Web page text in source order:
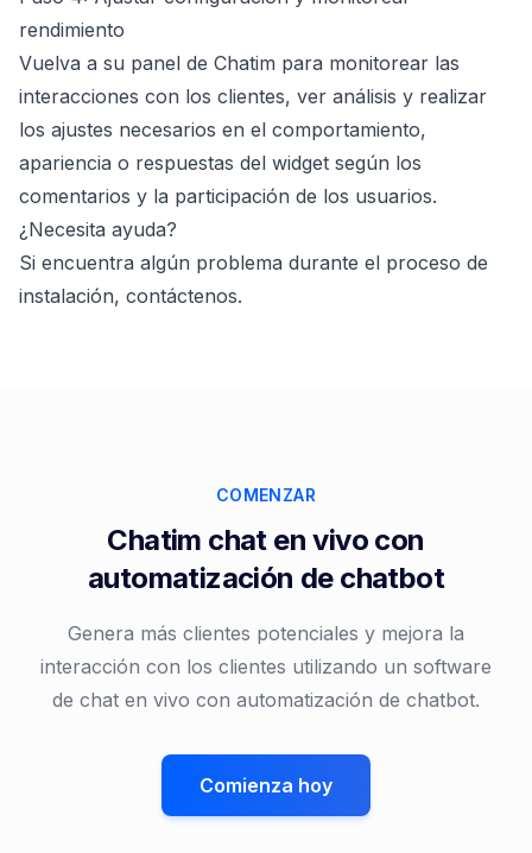
rendimiento
Vuelva a su panel de Chatim para monitorear las
interacciones con los clientes, ver análisis y realizar
los ajustes necesarios en el comportamiento,
apariencia o respuestas del widget según los
comentarios y la participación de los usuarios.
¿Necesita ayuda?
Si encuentra algún problema durante el proceso de
instalación, contáctenos.
COMENZAR
Chatim chat en vivo con
automatización de chatbot
Genera más clientes potenciales y mejora la
interacción con los clientes utilizando un software
de chat en vivo con automatización de chatbot.
Comienza hoy